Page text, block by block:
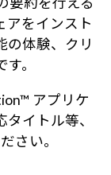
アをインスト
の体験、クリ
。
アプリケ
イトル等、
さい。